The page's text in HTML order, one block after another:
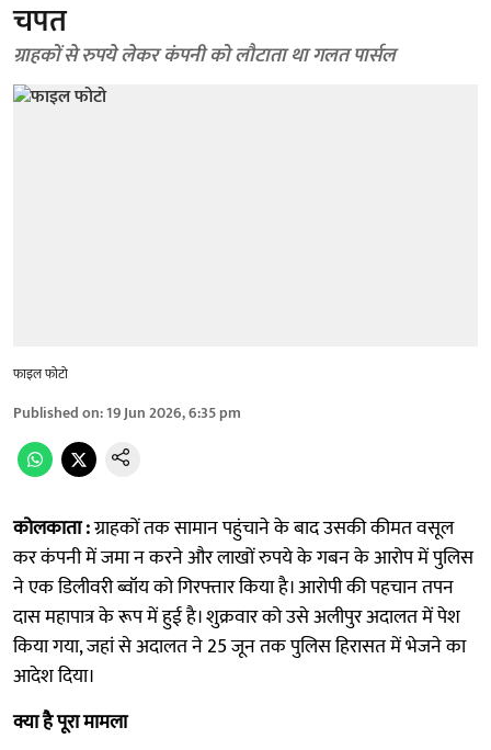
चपत
ग्राहकों से रुपये लेकर कंपनी को लौटाता था गलत पार्सल
फाइल फोटो
Published on:19 Jun 2026, 6:35 pm
कोलकाता :ग्राहकों तक सामान पहुंचाने के बाद उसकी कीमत वसूल
कर कंपनी में जमा न करने और लाखों रुपये के गबन के आरोप में पुलिस
ने एक डिलीवरी ब्वॉय को गिरफ्तार किया है। आरोपी की पहचान तपन
दास महापात्र के रूप में हुई है। शुक्रवार को उसे अलीपुर अदालत में पेश
किया गया, जहां से अदालत ने 25 जून तक पुलिस हिरासत में भेजने का
आदेश दिया।
क्या है पूरा मामला